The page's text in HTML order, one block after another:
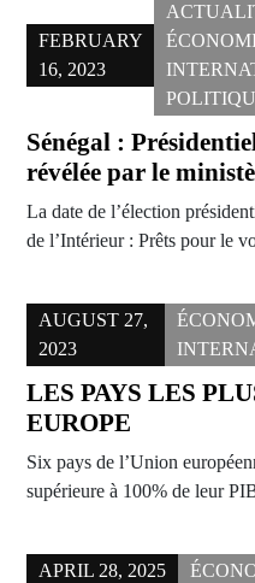
FEBRUARY
16, 2023
Sénégal :
révélée par le
La date de l’élection
de l’Intérieur : Prêts pour le
AUGUST 27,
2023
LES PAYS LES
EUROPE
Six pays de l’Union
supérieure à 100% de leur
APRIL 28, 2025